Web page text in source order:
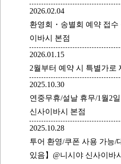
2026.02.04
환영회・송별회 예약 접수
이바시 본점
2026.01.15
2월부터 예약 시 특별가로
2025.10.30
연중무휴/설날 휴무/1월2
신사이바시 본점
2025.10.28
투어 환영/쿠폰 사용 가능/
있음】@니시야 신사이바